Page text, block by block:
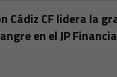
Cádiz CF lidera la
en el JP